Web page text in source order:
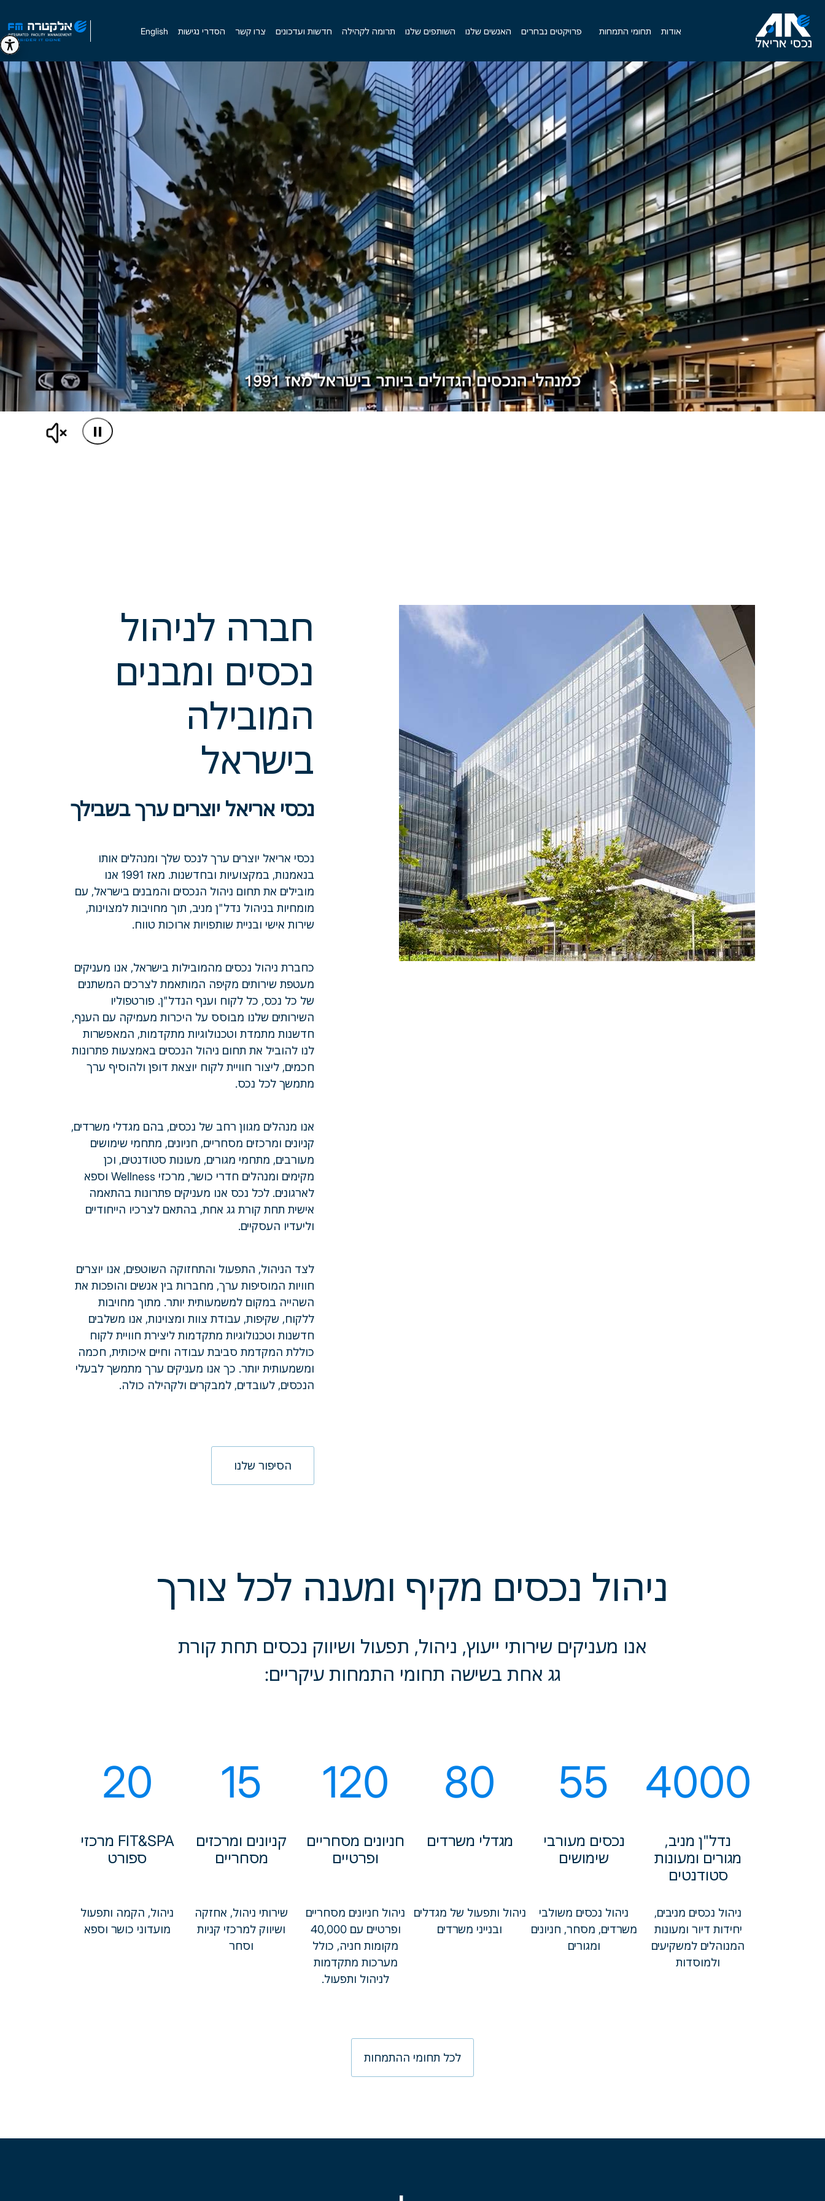
אודות תחומי התמחות פרויקטים נבחרים האנשים שלנו השותפים שלנו תרומה לקהילה חדשות ועדכונים צרו קשר הסדרי נגישות English
חברה לניהול
נכסים ומבנים
המובילה
בישראל
נכסי אריאל יוצרים ערך בשבילך
נכסי אריאל יוצרים ערך לנכס שלך ומנהלים אותו
בנאמנות, במקצועיות ובחדשנות. מאז 1991 אנו
מובילים את תחום ניהול הנכסים והמבנים בישראל, עם
מומחיות בניהול נדל"ן מניב, תוך מחויבות למצוינות,
שירות אישי ובניית שותפויות ארוכות טווח.
כחברת ניהול נכסים מהמובילות בישראל, אנו מעניקים
מעטפת שירותים מקיפה המותאמת לצרכים המשתנים
של כל נכס, כל לקוח וענף הנדל"ן. פורטפוליו
השירותים שלנו מבוסס על היכרות מעמיקה עם הענף,
חדשנות מתמדת וטכנולוגיות מתקדמות, המאפשרות
לנו להוביל את תחום ניהול הנכסים באמצעות פתרונות
חכמים, ליצור חוויית לקוח יוצאת דופן ולהוסיף ערך
מתמשך לכל נכס.
אנו מנהלים מגוון רחב של נכסים, בהם מגדלי משרדים,
קניונים ומרכזים מסחריים, חניונים, מתחמי שימושים
מעורבים, מתחמי מגורים, מעונות סטודנטים, וכן
מקימים ומנהלים חדרי כושר, מרכזי Wellness וספא
לארגונים. לכל נכס אנו מעניקים פתרונות בהתאמה
אישית תחת קורת גג אחת, בהתאם לצרכיו הייחודיים
וליעדיו העסקיים.
לצד הניהול, התפעול והתחזוקה השוטפים, אנו יוצרים
חוויות המוסיפות ערך, מחברות בין אנשים והופכות את
השהייה במקום למשמעותית יותר. מתוך מחויבות
ללקוח, שקיפות, עבודת צוות ומצוינות, אנו משלבים
חדשנות וטכנולוגיות מתקדמות ליצירת חוויית לקוח
כוללת המקדמת סביבת עבודה וחיים איכותית, חכמה
ומשמעותית יותר. כך אנו מעניקים ערך מתמשך לבעלי
הנכסים, לעובדים, למבקרים ולקהילה כולה.
הסיפור שלנו
ניהול נכסים מקיף ומענה לכל צורך
אנו מעניקים שירותי ייעוץ, ניהול, תפעול ושיווק נכסים תחת קורת
גג אחת בשישה תחומי התמחות עיקריים:
4000
נדל"ן מניב,
מגורים ומעונות
סטודנטים
ניהול נכסים מניבים,
יחידות דיור ומעונות
המנוהלים למשקיעים
ולמוסדות
55
נכסים מעורבי
שימושים
ניהול נכסים משולבי
משרדים, מסחר, חניונים
ומגורים
80
מגדלי משרדים
ניהול ותפעול של מגדלים
ובנייני משרדים
120
חניונים מסחריים
ופרטיים
ניהול חניונים מסחריים
ופרטיים עם 40,000
מקומות חניה, כולל
מערכות מתקדמות
לניהול ותפעול.
15
קניונים ומרכזים
מסחריים
שירותי ניהול, אחזקה
ושיווק למרכזי קניות
וסחר
20
FIT&SPA מרכזי
ספורט
ניהול, הקמה ותפעול
מועדוני כושר וספא
לכל תחומי ההתמחות